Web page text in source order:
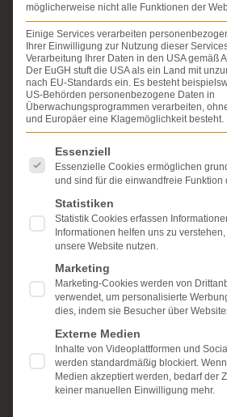
Über die Schmerzensgeld-
Seit über 25 Jahren vertreten wir
ausschließlich Geschädigte bei
Personenschäden. Wir verfügen
Erfahrung im Arzthaftungsrecht,
bei der Durchsetzung von
Schadensersatzansprüchen.
im Mittelpunkt.
Mehr erfahren:
Unsere Kanzlei
Schmerzensgeld
Kostenlose Erstberatung
möglicherweise nicht alle Funktionen der
Einige Services verarbeiten
Ihrer Einwilligung zur Nutzung dieser
Verarbeitung Ihrer Daten in den USA gemäß
Der EuGH stuft die USA als ein Land mit
nach EU-Standards ein. Es besteht
US-Behörden personenbezogene Daten in
Überwachungsprogrammen verarbeiten,
und Europäer eine Klagemöglichkeit besteht.
Es folgt eine Liste der Service-
Essenziell
Essenzielle Cookies ermöglichen
und sind für die einwandfreie Funktion
Statistiken
Statistik Cookies erfassen
Informationen helfen uns zu
unsere Website nutzen.
Marketing
Marketing-Cookies werden von
verwendet, um personalisierte
dies, indem sie Besucher über
Externe Medien
Inhalte von Videoplattformen und
werden standardmäßig blockiert.
Medien akzeptiert werden, bedarf der
keiner manuellen Einwilligung mehr.